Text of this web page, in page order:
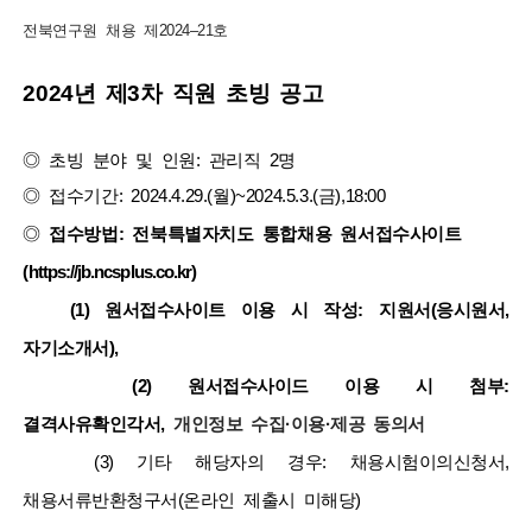
전북연구원 채용 제 2024–21 호
2024년 제3차 직원 초빙 공고
◎ 초빙 분야 및 인원: 관리직 2명
◎ 접수기간: 2024.4.29.(월)~2024.5.3.(금),18:00
◎ 접수방법: 전북특별자치도 통합채용 원서접수사이트
(https://jb.ncsplus.co.kr)
(1) 원서접수사이트 이용 시 작성: 지원서(응시원서,
자기소개서),
(2) 원서접수사이드 이용 시 첨부:
결격사유확인각서,개인정보 수집·이용·제공 동의서
(3) 기타 해당자의 경우: 채용시험이의신청서,
채용서류반환청구서(온라인 제출시 미해당)